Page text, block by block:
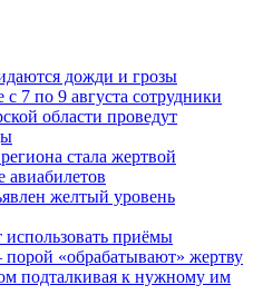
дожди и грозы
7 по 9 августа сотрудники
области проведут
стала жертвой
желтый уровень
приёмы
«обрабатывают» жертву
подталкивая к нужному им